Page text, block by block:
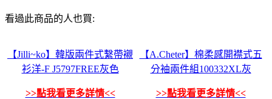
看過此商品的人也買:
【Jilli~ko】韓版兩件式繫帶襯
衫洋-F J5797FREE灰色
>>點我看更多詳情<<
【A.Cheter】棉柔感開襟式五
分袖兩件組100332XL灰
>>點我看更多詳情<<